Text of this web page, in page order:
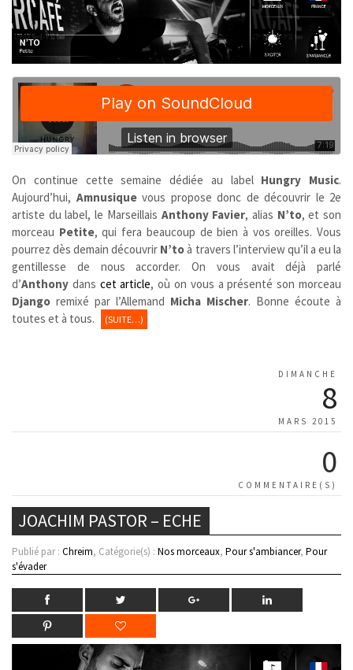
On continue cette semaine dédiée au label Hungry Music.
Aujourd’hui, Amnusiquevous propose donc de découvrir le 2e
artiste du label, le Marseillais Anthony Favier, alias N’to, et son
morceau Petite, qui fera beaucoup de bien à vos oreilles. Vous
pourrez dès demain découvrir N’toà travers l’interview qu’il a eu la
gentillesse de nous accorder. On vous avait déjà parlé
d’Anthony dans cet article, où on vous a présenté son morceau
Django remixé par l’Allemand Micha Mischer. Bonne écoute à
toutes et à tous.
(SUITE…)
DIMANCHE
8
MARS 2015
0
COMMENTAIRE(S)
JOACHIM PASTOR – ECHE
Publié par : Chreim, Catégorie(s) : Nos morceaux, Pour s'ambiancer, Pour
s'évader